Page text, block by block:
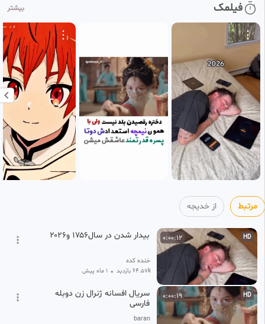
14
0:56:49
قسمت ۱۵ سریال برای دزد عزیزم/
دوبله ی فارسی
خدیجه
۴ هفته پیش • بازنشر شده
0:59:05
قسمت ۱۶(قسمت آخر)سریال
برای دزد عزیزم/دوبله فارسی
خدیجه
فیلمک بیشتر
مرتبط از خدیجه
HD
0:00:12 بیدار شدن در سال۱۷۵۶ و۲۰۲۶
خنده کده
64.57k بازدید • 1 ماه پیش
HD
0:00:19
سریال افسانه ژنرال زن دوبله
فارسی
baran